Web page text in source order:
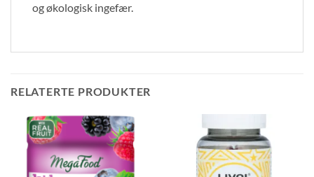
og økologisk ingefær.
RELATERTE PRODUKTER